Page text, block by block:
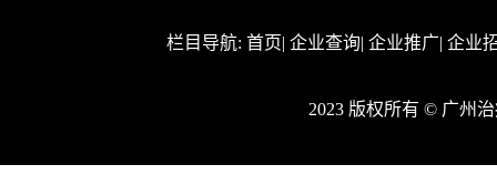
栏目导航: 首页| 企业查询| 企业推广| 企业
2023 版权所有 © 广州